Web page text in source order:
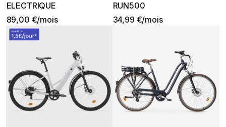
ELECTRIQUE
89,00 €/mois
RUN500
34,99 €/mois